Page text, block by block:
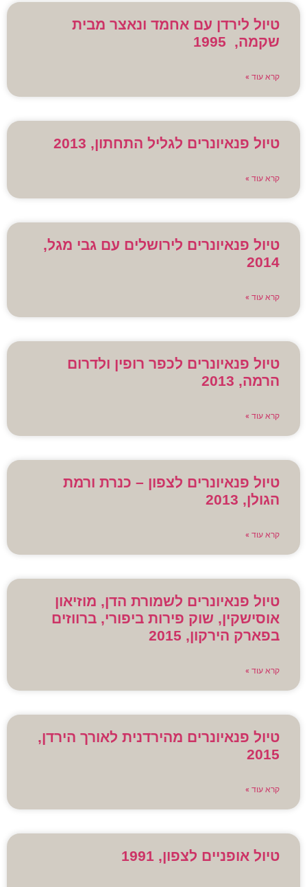
טיול לירדן עם אחמד ונאצר מבית
שקמה, 1995
קרא עוד »
טיול פנאיונרים לגליל התחתון, 2013
קרא עוד »
טיול פנאיונרים לירושלים עם גבי מגל,
2014
קרא עוד »
טיול פנאיונרים לכפר רופין ולדרום
הרמה, 2013
קרא עוד »
טיול פנאיונרים לצפון – כנרת ורמת
הגולן, 2013
קרא עוד »
טיול פנאיונרים לשמורת הדן, מוזיאון
אוסישקין, שוק פירות ביפורי, ברווזים
בפארק הירקון, 2015
קרא עוד »
טיול פנאיונרים מהירדנית לאורך הירדן,
2015
קרא עוד »
טיול אופניים לצפון, 1991